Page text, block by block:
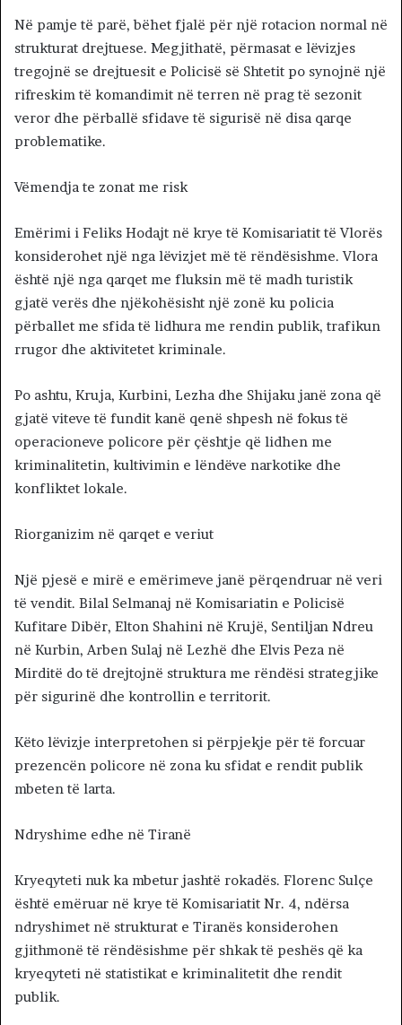
Në pamje të parë, bëhet fjalë për një rotacion normal në
strukturat drejtuese. Megjithatë, përmasat e lëvizjes
tregojnë se drejtuesit e Policisë së Shtetit po synojnë një
rifreskim të komandimit në terren në prag të sezonit
veror dhe përballë sfidave të sigurisë në disa qarqe
problematike.
Vëmendja te zonat me risk
Emërimi i Feliks Hodajt në krye të Komisariatit të Vlorës
konsiderohet një nga lëvizjet më të rëndësishme. Vlora
është një nga qarqet me fluksin më të madh turistik
gjatë verës dhe njëkohësisht një zonë ku policia
përballet me sfida të lidhura me rendin publik, trafikun
rrugor dhe aktivitetet kriminale.
Po ashtu, Kruja, Kurbini, Lezha dhe Shijaku janë zona që
gjatë viteve të fundit kanë qenë shpesh në fokus të
operacioneve policore për çështje që lidhen me
kriminalitetin, kultivimin e lëndëve narkotike dhe
konfliktet lokale.
Riorganizim në qarqet e veriut
Një pjesë e mirë e emërimeve janë përqendruar në veri
të vendit. Bilal Selmanaj në Komisariatin e Policisë
Kufitare Dibër, Elton Shahini në Krujë, Sentiljan Ndreu
në Kurbin, Arben Sulaj në Lezhë dhe Elvis Peza në
Mirditë do të drejtojnë struktura me rëndësi strategjike
për sigurinë dhe kontrollin e territorit.
Këto lëvizje interpretohen si përpjekje për të forcuar
prezencën policore në zona ku sfidat e rendit publik
mbeten të larta.
Ndryshime edhe në Tiranë
Kryeqyteti nuk ka mbetur jashtë rokadës. Florenc Sulçe
është emëruar në krye të Komisariatit Nr. 4, ndërsa
ndryshimet në strukturat e Tiranës konsiderohen
gjithmonë të rëndësishme për shkak të peshës që ka
kryeqyteti në statistikat e kriminalitetit dhe rendit
publik.